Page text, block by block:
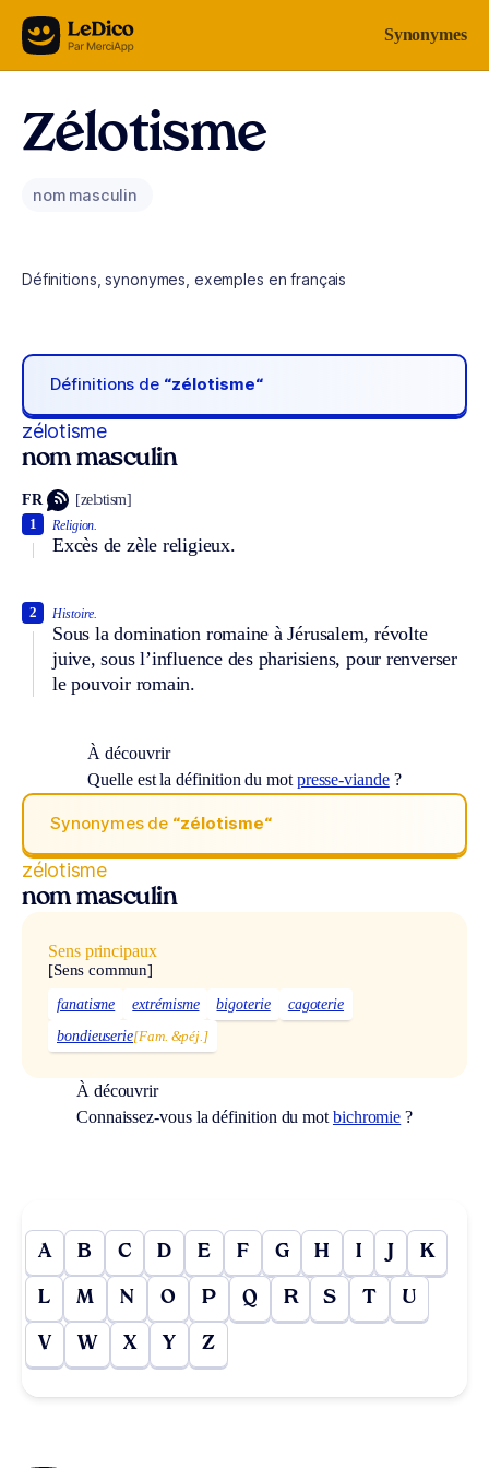
Aller au contenu Synonymes
Zélotisme
nom masculin
Définitions, synonymes, exemples en français
Définitions de “zélotisme“
zélotisme
nom masculin
FR [zelɔtism]
Religion.
Excès de zèle religieux.
1
Histoire.
Sous la domination romaine à Jérusalem, révolte
juive, sous l’influence des pharisiens, pour renverser
le pouvoir romain.
2
À découvrir
Quelle est la définition du mot presse-viande?
Synonymes de “zélotisme“
zélotisme
nom masculin
Sens principaux
[Sens commun]
fanatisme extrémisme bigoterie
cagoterie
bondieuserie[Fam. &péj.]
À découvrir
Connaissez-vous la définition du mot bichromie ?
A B C D E F G H I J K
L M N O P Q R S T U
V W X Y Z